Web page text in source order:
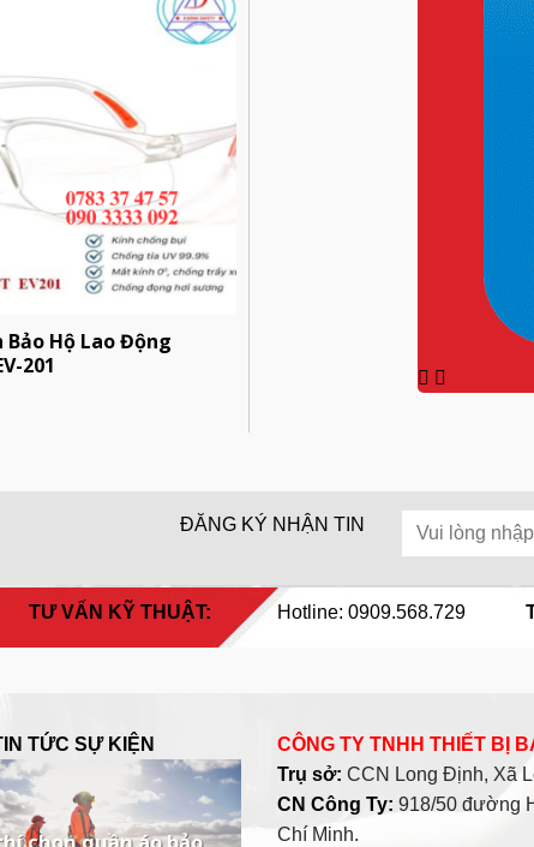
Bảo Hộ Lao Động
201
ĐĂNG KÝ NHẬN TIN
TƯ VẤN KỸ THUẬT: Hotline: 0909.568.729
TỨC SỰ KIỆN
CÔNG TY TNHH THIẾT BỊ
Trụ sở: CCN Long Định, Xã
CN Công Ty: 918/50 đường
Chí Minh.